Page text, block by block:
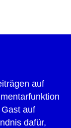
auf
auf
dafür,